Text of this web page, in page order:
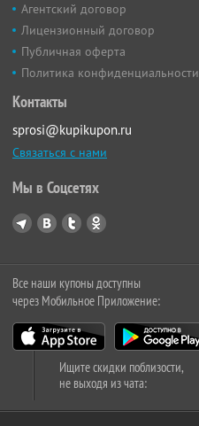
Агентский договор
Лицензионный договор
Публичная оферта
Политика конфиденциальности
Контакты
sprosi@kupikupon.ru
Связаться с нами
Мы в Соцсетях
Все наши купоны доступны
через Мобильное Приложение:
Ищите скидки поблизости,
не выходя из чата: